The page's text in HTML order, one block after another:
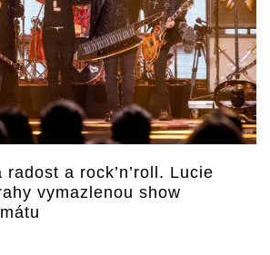
a rock’n’roll. Lucie
vymazlenou show